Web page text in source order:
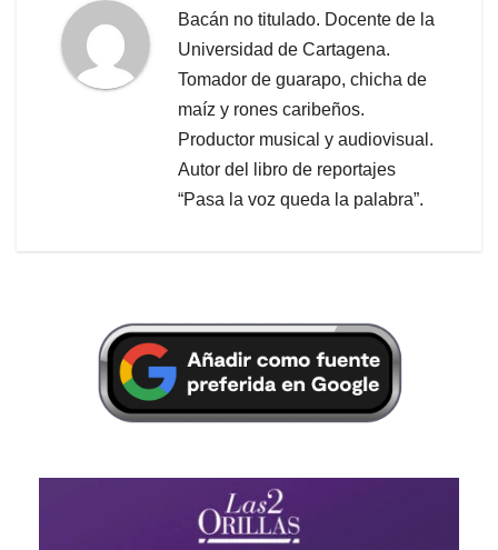
Bacán no titulado. Docente de la
Universidad de Cartagena.
Tomador de guarapo, chicha de
maíz y rones caribeños.
Productor musical y audiovisual.
Autor del libro de reportajes
“Pasa la voz queda la palabra”.